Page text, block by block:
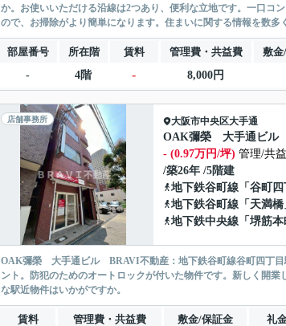
か。お使いいただける沿線は2つあり、便利な立地です。一口コ
ので、お掃除がより簡単になります。住まいに関する情報を数
部屋番号 所在階 賃料 管理費・共益費 敷金
-
4階 - 8,000円
店舗事務所 大阪市中央区大手通
OAK彌榮 大手通ビル
- (0.97万円/坪) 管理/共
/築26年 /5階建
地下鉄谷町線 「 谷町四
地下鉄谷町線 「 天満橋
地下鉄中央線 「 堺筋本
OAK彌榮 大手通ビル BRAVI不動産：地下鉄谷町線谷町四丁目
ント。防犯のためのオートロックが付いた物件です。新しく開
な駅近物件はいかがですか。
賃料 管理費・共益費 敷金/保証金 礼